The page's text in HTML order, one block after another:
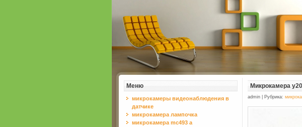
Меню
микрокамеры видеонаблюдения в
датчике
микрокамера лампочка
микрокамера mc493 a
Микрокамера
admin | Рубрика: